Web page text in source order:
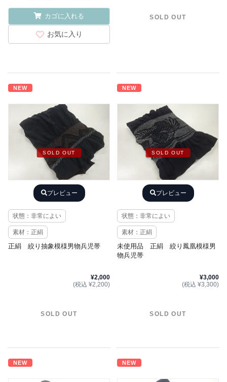
カゴに入れる
お気に入り
SOLD OUT
NEW
SOLD OUT
プレビュー
状態：非常によい
素材：正絹
正絹 絞り抽象模様男物兵児帯
¥2,000
(税込 ¥2,200)
SOLD OUT
NEW
SOLD OUT
プレビュー
状態：非常によい
素材：正絹
未使用品 正絹 絞り鳳凰模様男
物兵児帯
¥3,000
(税込 ¥3,300)
SOLD OUT
NEW NEW